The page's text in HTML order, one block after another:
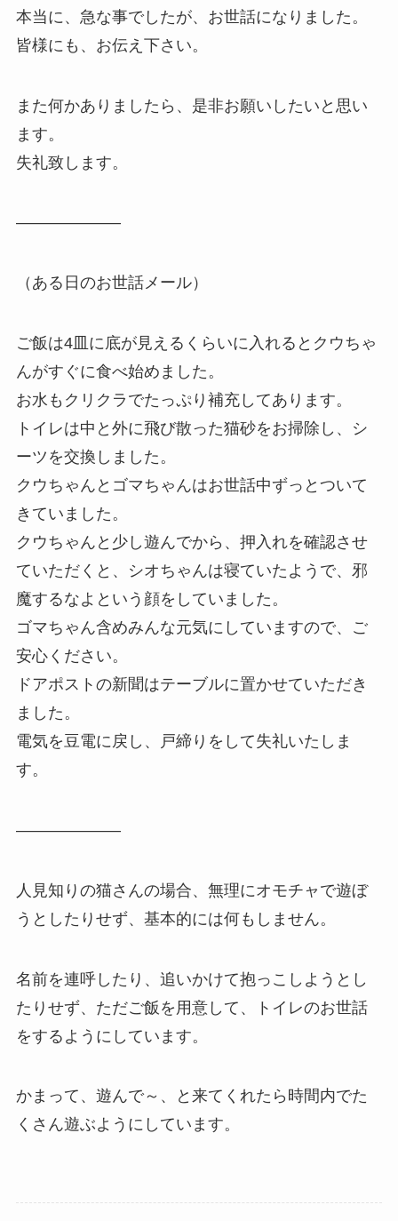
本当に、急な事でしたが、お世話になりました。
皆様にも、お伝え下さい。
また何かありましたら、是非お願いしたいと思い
ます。
失礼致します。
——————–
（ある日のお世話メール）
ご飯は4皿に底が見えるくらいに入れるとクウちゃ
んがすぐに食べ始めました。
お水もクリクラでたっぷり補充してあります。
トイレは中と外に飛び散った猫砂をお掃除し、シ
ーツを交換しました。
クウちゃんとゴマちゃんはお世話中ずっとついて
きていました。
クウちゃんと少し遊んでから、押入れを確認させ
ていただくと、シオちゃんは寝ていたようで、邪
魔するなよという顔をしていました。
ゴマちゃん含めみんな元気にしていますので、ご
安心ください。
ドアポストの新聞はテーブルに置かせていただき
ました。
電気を豆電に戻し、戸締りをして失礼いたしま
す。
——————–
人見知りの猫さんの場合、無理にオモチャで遊ぼ
うとしたりせず、基本的には何もしません。
名前を連呼したり、追いかけて抱っこしようとし
たりせず、ただご飯を用意して、トイレのお世話
をするようにしています。
かまって、遊んで～、と来てくれたら時間内でた
くさん遊ぶようにしています。